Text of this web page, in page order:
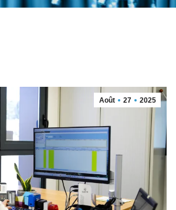
Août 27 2025